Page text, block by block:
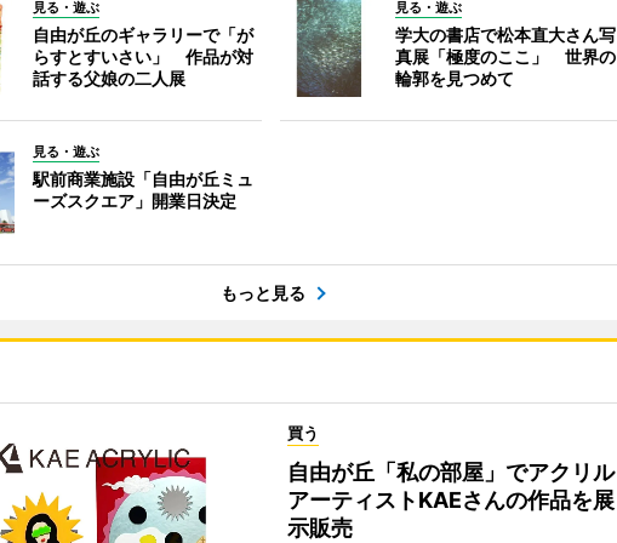
見る・遊ぶ
自由が丘のギャラリーで「が
らすとすいさい」 作品が対
話する父娘の二人展
見る・遊ぶ
学大の書店で松本直大さん写
真展「極度のここ」 世界の
輪郭を見つめて
見る・遊ぶ
駅前商業施設「自由が丘ミュ
ーズスクエア」開業日決定
もっと見る
買う
自由が丘「私の部屋」でアクリル
アーティストKAEさんの作品を展
示販売